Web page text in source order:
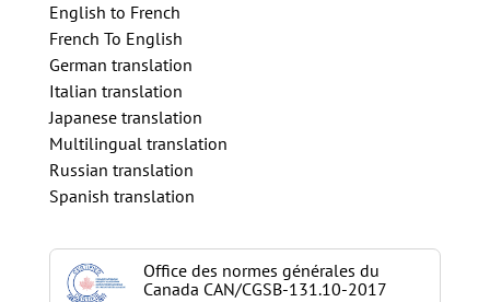
English to French
French To English
German translation
Italian translation
Japanese translation
Multilingual translation
Russian translation
Spanish translation
Office des normes générales du
Canada CAN/CGSB-131.10-2017